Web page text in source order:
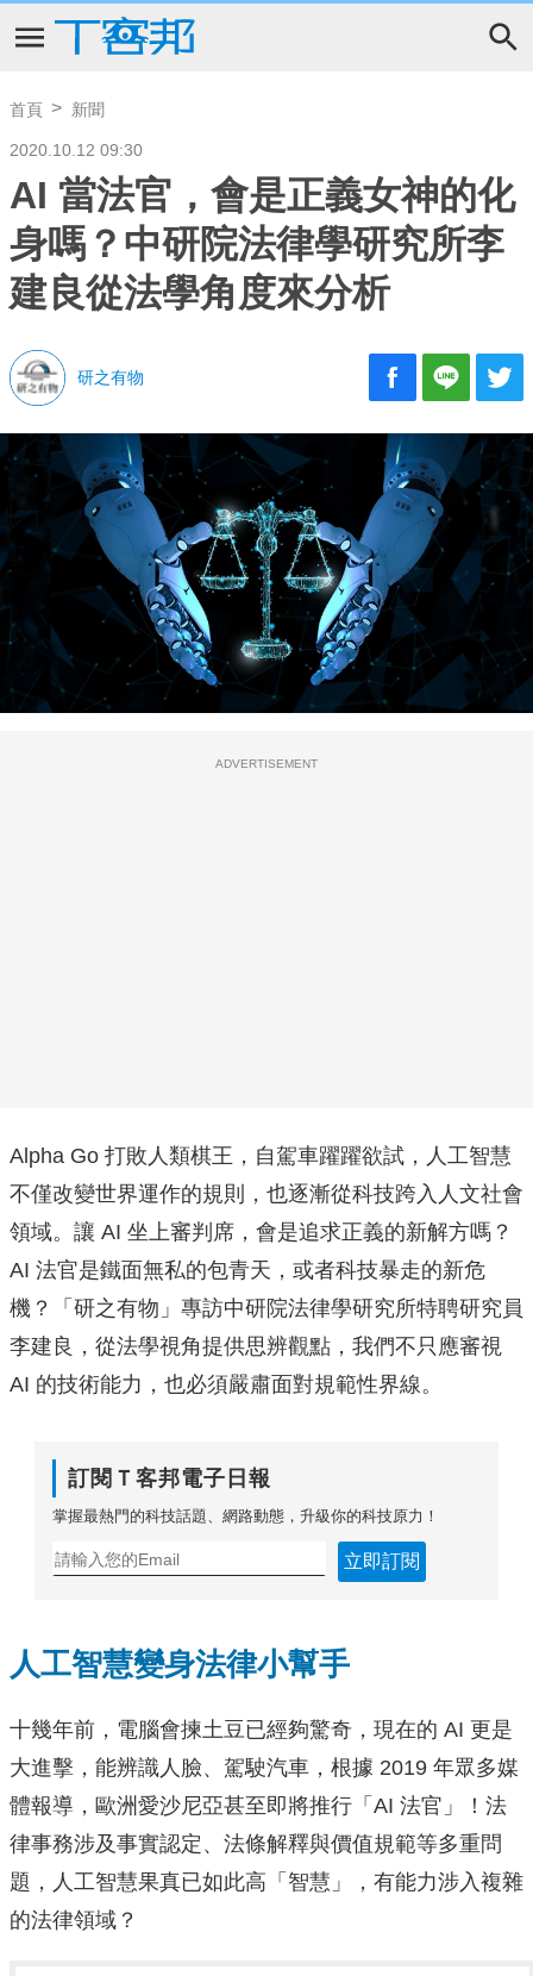
首頁 新聞
2020.10.12 09:30
AI 當法官，會是正義女神的化
身嗎？中研院法律學研究所李
建良從法學角度來分析
研之有物
ADVERTISEMENT
Alpha Go 打敗人類棋王，自駕車躍躍欲試，人工智慧
不僅改變世界運作的規則，也逐漸從科技跨入人文社會
領域。讓 AI 坐上審判席，會是追求正義的新解方嗎？
AI 法官是鐵面無私的包青天，或者科技暴走的新危
機？「研之有物」專訪中研院法律學研究所特聘研究員
李建良，從法學視角提供思辨觀點，我們不只應審視
AI 的技術能力，也必須嚴肅面對規範性界線。
訂閱Ｔ客邦電子日報
掌握最熱門的科技話題、網路動態，升級你的科技原力！
立即訂閱
人工智慧變身法律小幫手
十幾年前，電腦會揀土豆已經夠驚奇，現在的 AI 更是
大進擊，能辨識人臉、駕駛汽車，根據 2019 年眾多媒
體報導，歐洲愛沙尼亞甚至即將推行「AI 法官」！法
律事務涉及事實認定、法條解釋與價值規範等多重問
題，人工智慧果真已如此高「智慧」，有能力涉入複雜
的法律領域？